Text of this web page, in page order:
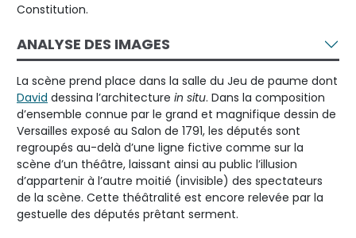
Constitution.
ANALYSE DES IMAGES
La scène prend place dans la salle du Jeu de paume dont
David dessina l’architecture in situ. Dans la composition
d’ensemble connue par le grand et magnifique dessin de
Versailles exposé au Salon de 1791, les députés sont
regroupés au-delà d’une ligne fictive comme sur la
scène d’un théâtre, laissant ainsi au public l’illusion
d’appartenir à l’autre moitié (invisible) des spectateurs
de la scène. Cette théâtralité est encore relevée par la
gestuelle des députés prêtant serment.